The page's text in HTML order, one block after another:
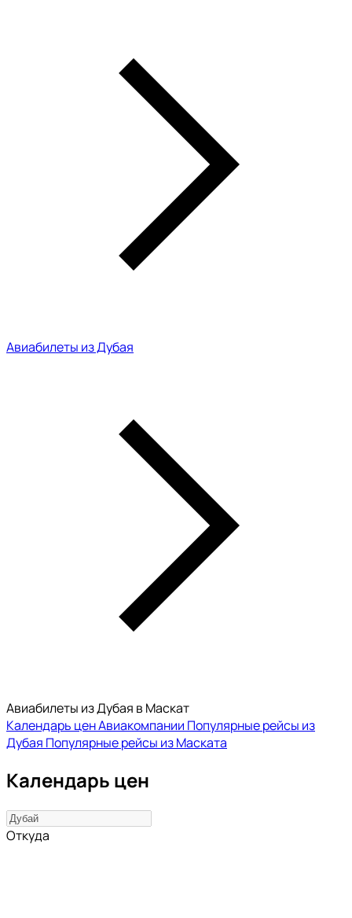
Авиабилеты из Дубая
Авиабилеты из Дубая в Маскат
Календарь ценАвиакомпании Популярные рейсы из
Дубая Популярные рейсы из Маската
Календарь цен
Откуда